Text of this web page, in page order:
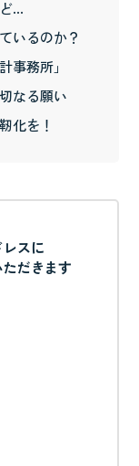
…
いるのか？
事務所」
なる願い
化を！
スに
だきます